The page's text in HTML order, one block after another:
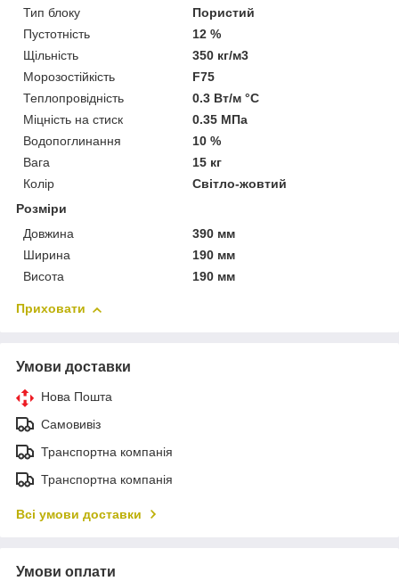
Тип блоку
Пористий
Пустотність
12 %
Щільність
350 кг/м3
Морозостійкість
F75
Теплопровідність
0.3 Вт/м °С
Міцність на стиск
0.35 МПа
Водопоглинання
10 %
Вага
15 кг
Колір
Світло-жовтий
Розміри
Довжина
390 мм
Ширина
190 мм
Висота
190 мм
Приховати
Умови доставки
Нова Пошта
Самовивіз
Транспортна компанія
Транспортна компанія
Всі умови доставки
Умови оплати